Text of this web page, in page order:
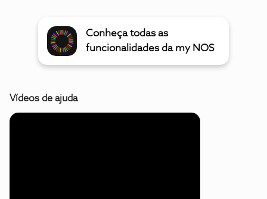
Conheça todas as
funcionalidades da my NOS
Vídeos de ajuda